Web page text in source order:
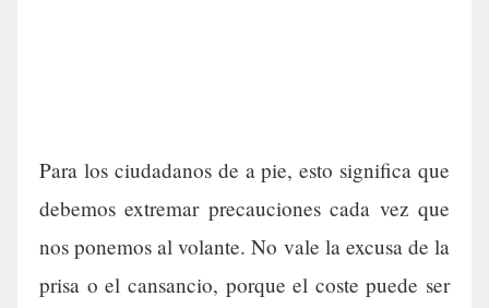
Para los ciudadanos de a pie, esto significa que
debemos extremar precauciones cada vez que
nos ponemos al volante. No vale la excusa de la
prisa o el cansancio, porque el coste puede ser